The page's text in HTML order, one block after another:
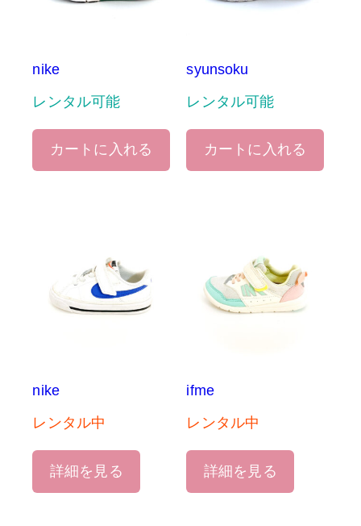
nike
レンタル可能
カートに入れる
syunsoku
レンタル可能
カートに入れる
nike
レンタル中
詳細を見る
ifme
レンタル中
詳細を見る